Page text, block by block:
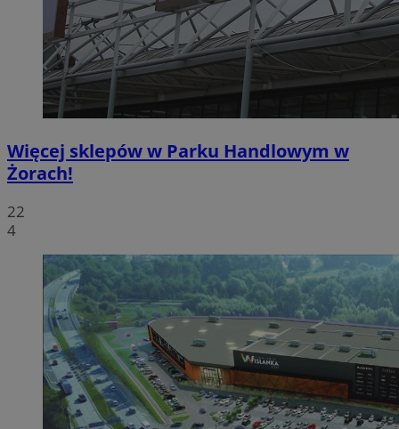
Więcej sklepów w Parku Handlowym w
Żorach!
22
4